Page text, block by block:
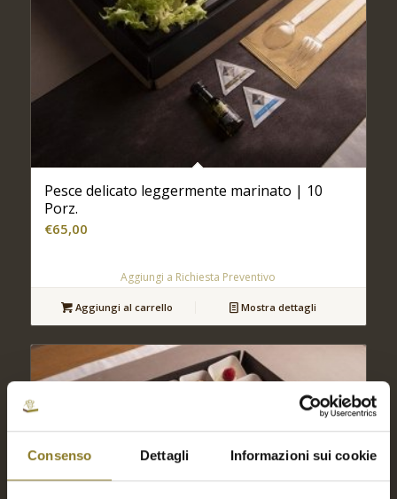
Consenso Dettagli Informazioni sui cookie
Pesce delicato leggermente marinato | 10
Porz.
€65,00
Aggiungi a Richiesta Preventivo
Aggiungi al carrello Mostra dettagli